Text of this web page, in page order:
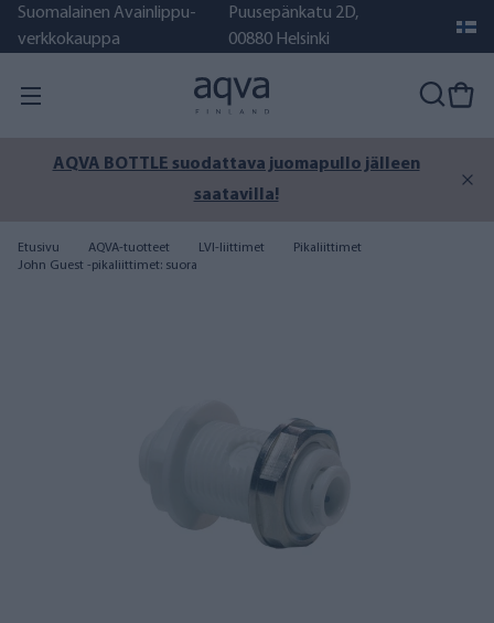
Suomalainen Avainlippu-
verkkokauppa
Puusepänkatu 2D,
00880 Helsinki
AQVA BOTTLE suodattava juomapullo jälleen
saatavilla!
Etusivu AQVA-tuotteet LVI-liittimet
Pikaliittimet
John Guest -pikaliittimet: suora